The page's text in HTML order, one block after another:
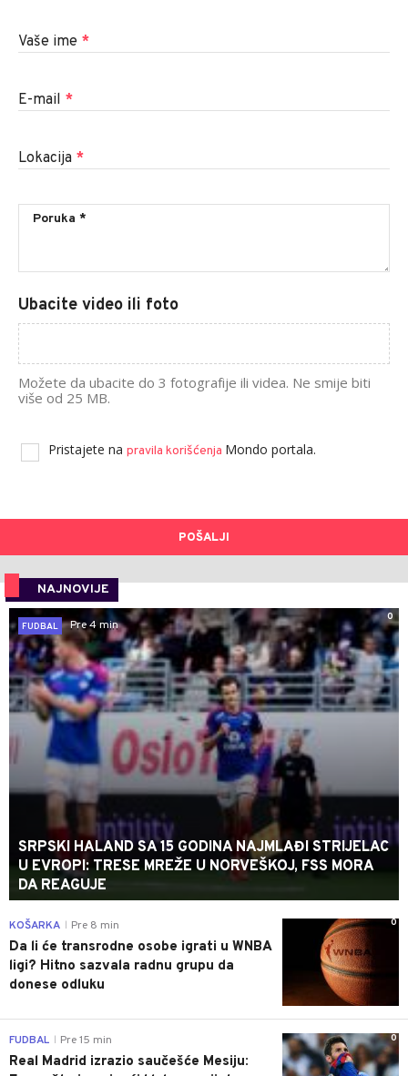
Vaše ime *
E-mail *
Lokacija *
Ubacite video ili foto
Možete da ubacite do 3 fotografije ili videa. Ne smije biti
više od 25 MB.
Pristajete na pravila korišćenja Mondo portala.
POŠALJI
NAJNOVIJE
0
FUDBAL
Pre 4 min
SRPSKI HALAND SA 15 GODINA NAJMLAĐI STRIJELAC
U EVROPI: TRESE MREŽE U NORVEŠKOJ, FSS MORA
DA REAGUJE
0
KOŠARKA Pre 8 min
Da li će transrodne osobe igrati u WNBA
ligi? Hitno sazvala radnu grupu da
donese odluku
0
FUDBAL Pre 15 min
Real Madrid izrazio saučešće Mesiju: